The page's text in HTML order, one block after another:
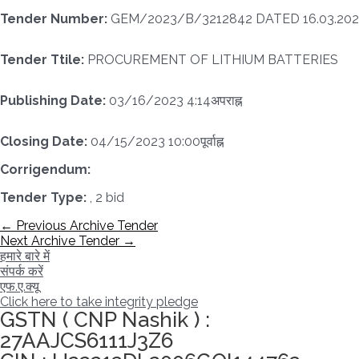
Tender Number: GEM/2023/B/3212842 DATED
Tender Ttile: PROCUREMENT OF LITHIUM BATTERIES
Publishing Date: 03/16/2023 4:14अपराह्न
Closing Date: 04/15/2023 10:00पूर्वाह्न
Corrigendum:
Tender Type: , 2 bid
पोस्ट
नेविगेशन
← Previous Archive Tender
Next Archive Tender →
हमारे बारे में
संपर्क करें
एफ.ए.क्यू
Click here to take integrity pledge
GSTN ( CNP Nashik ) :
27AAJCS6111J3Z6